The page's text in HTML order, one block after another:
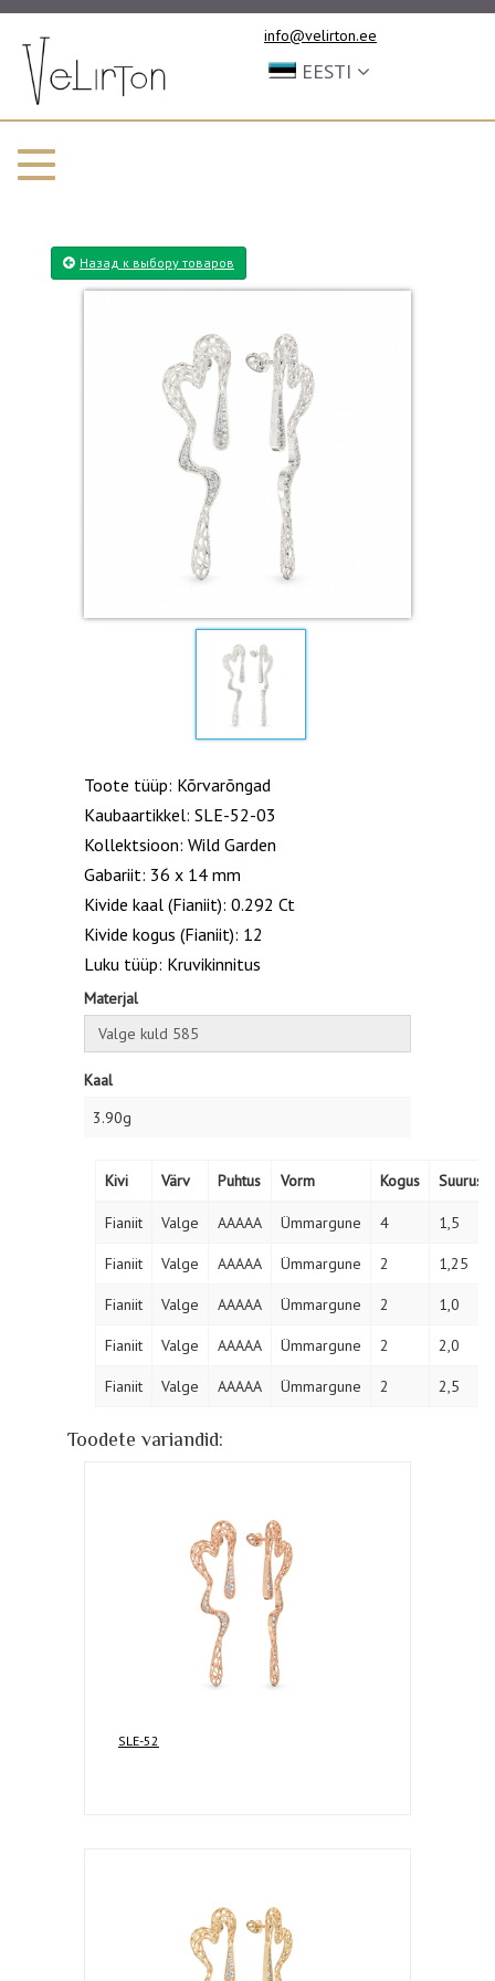
info@velirton.ee
EESTI
Назад к выбору товаров
Toote tüüp: Kõrvarõngad
Kaubaartikkel: SLE-52-03
Kollektsioon: Wild Garden
Gabariit: 36 x 14 mm
Kivide kaal (Fianiit): 0.292 Ct
Kivide kogus (Fianiit): 12
Luku tüüp: Kruvikinnitus
Materjal
Kaal
3.90g
Kivi Värv Puhtus Vorm Kogus Suurus
Fianiit Valge AAAAA Ümmargune 4 1,5
Fianiit Valge AAAAA Ümmargune 2 1,25
Fianiit Valge AAAAA Ümmargune 2 1,0
Fianiit Valge AAAAA Ümmargune 2 2,0
Fianiit Valge AAAAA Ümmargune 2 2,5
Toodete variandid:
SLE-52